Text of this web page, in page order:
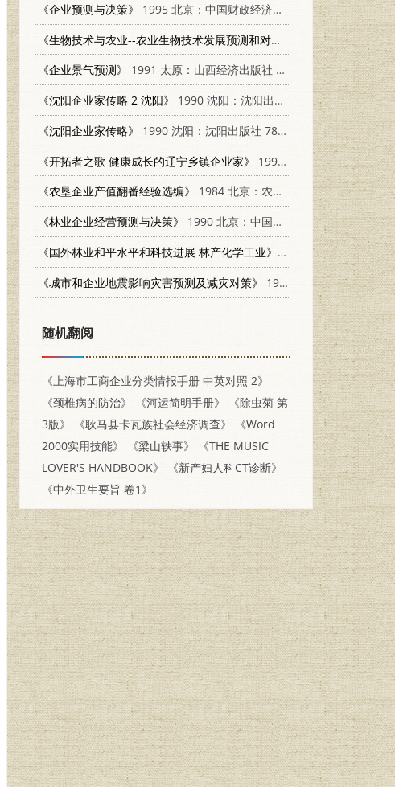
《企业预测与决策》
1995 北京：中国财政经济出版社 7500527225
《生物技术与农业--农业生物技术发展预测和对策讨论会资料汇编》
《企业景气预测》
1991 太原：山西经济出版社 7805770964
《沈阳企业家传略 2 沈阳》
1990 沈阳：沈阳出版社 7805564841
《沈阳企业家传略》
1990 沈阳：沈阳出版社 7805564841
《开拓者之歌 健康成长的辽宁乡镇企业家》
1996 沈阳：辽宁人民出版社 7205037964
《农垦企业产值翻番经验选编》
1984 北京：农业出版社 4144·560
《林业企业经营预测与决策》
1990 北京：中国林业出版社 7503805803
《国外林业和平水平和科技进展 林产化学工业》
1974 北京：科学出版
《城市和企业地震影响灾害预测及减灾对策》
1997 北京：中国铁道出版社 7113024874
随机翻阅
《上海市工商企业分类情报手册 中英对照 2》
《颈椎病的防治》
《河运简明手册》
《除虫菊 第
3版》
《耿马县卡瓦族社会经济调查》
《Word
2000实用技能》
《梁山轶事》
《THE MUSIC
LOVER'S HANDBOOK》
《新产妇人科CT诊断》
《中外卫生要旨 卷1》